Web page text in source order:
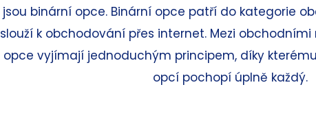
jsou binární opce. Binární opce patří do kategorie
slouží k obchodování přes internet. Mezi
opce vyjímají jednoduchým principem, díky
opcí pochopí úplně každý.